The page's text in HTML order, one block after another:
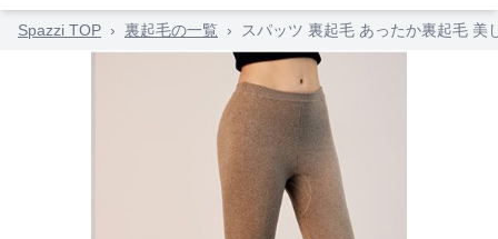
Spazzi TOP › 裏起毛の一覧 › スパッツ 裏起毛 あったか裏起毛 美